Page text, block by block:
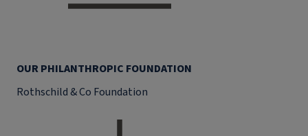
OUR PHILANTHROPIC FOUNDATION
Rothschild & Co Foundation